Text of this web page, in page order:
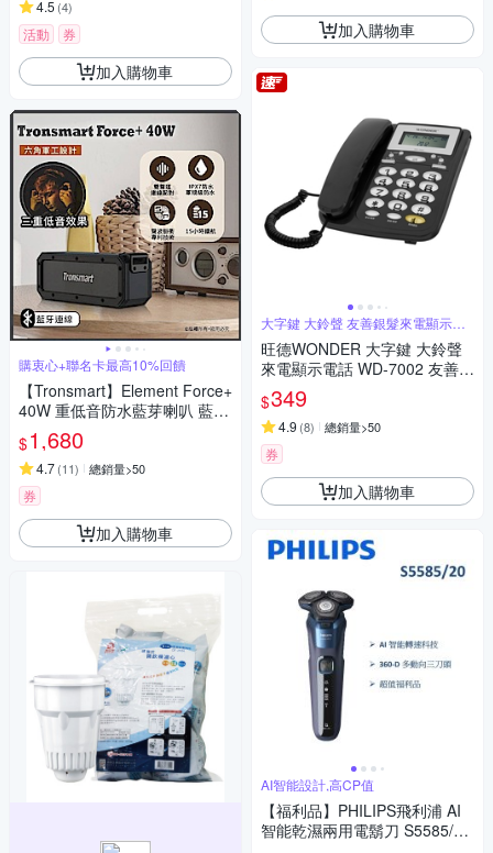
4.5 (4)
活動 券
加入購物車
購衷心+聯名卡最高10%回饋
【Tronsmart】Element Force+
40W 重低音防水藍芽喇叭 藍芽
音響
$1,680
4.7(11) 總銷量>50
券
加入購物車
加入購物車
大字鍵 大鈴聲 友善銀髮來電顯示電
話
旺德WONDER 大字鍵 大鈴聲
來電顯示電話 WD-7002 友善銀
髮
$349
4.9 (8) 總銷量>50
券
加入購物車
AI智能設計,高CP值
【福利品】PHILIPS飛利浦 AI
智能乾濕兩用電鬍刀 S5585/20